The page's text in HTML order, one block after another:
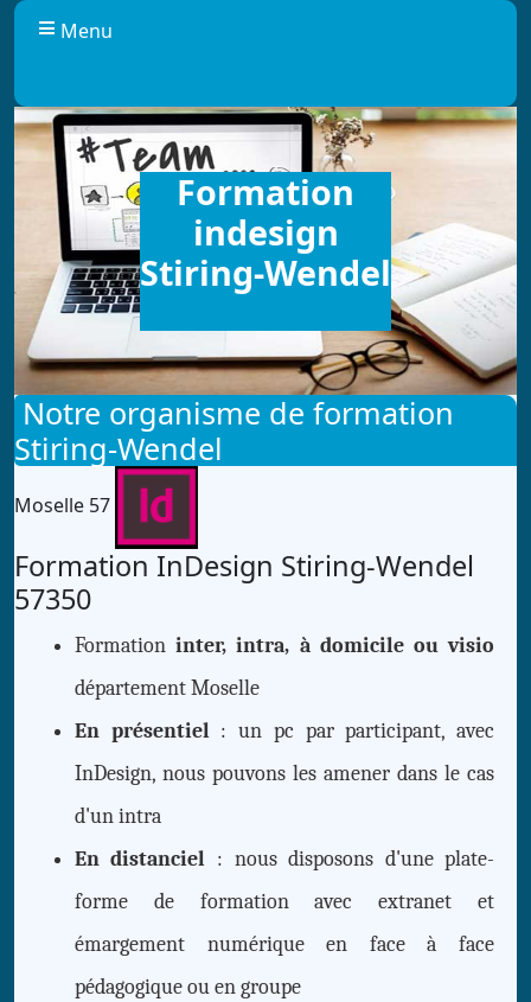
Menu
Formation
indesign
Stiring-Wendel
Notre organisme de formation
Stiring-Wendel
Moselle 57
Formation InDesign Stiring-Wendel
57350
Formationinter, intra, à domicile ou visio
département Moselle
En présentiel: un pc par participant, avec
InDesign, nous pouvons les amener dans le cas
d'un intra
En distanciel : nous disposons d'une plate-
forme de formation avec extranet et
émargement numérique en face à face
pédagogique ou en groupe
Panneau de gestion des cookies